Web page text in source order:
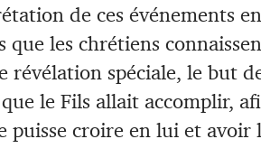
de ces événements
que les chrétiens
révélation spéciale, le but
le Fils allait accomplir,
puisse croire en lui et avoir